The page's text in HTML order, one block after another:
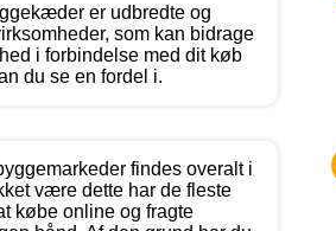
er udbredte og
som kan bidrage
i forbindelse med dit køb
du se en fordel i.
findes overalt i
være dette har de fleste
købe online og fragte